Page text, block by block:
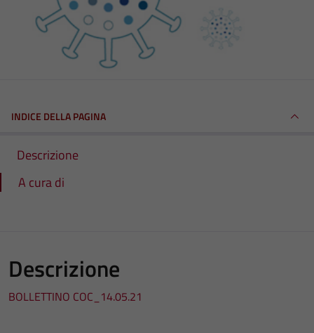
INDICE DELLA PAGINA
Descrizione
A cura di
Descrizione
BOLLETTINO COC_14.05.21